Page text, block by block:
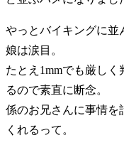
やっとバイキングに並
娘は涙目。
たとえ1mmでも厳し
るので素直に断念。
係のお兄さんに事情を
くれるって。